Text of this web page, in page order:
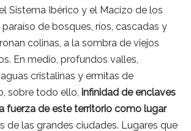
Sistema Ibérico y el Macizo de los
paraíso de bosques, ríos, cascadas y
colinas, a la sombra de viejos
En medio, profundos valles,
cristalinas y ermitas de
sobre todo ello, infinidad de enclaves
fuerza de este territorio como lugar
de las grandes ciudades. Lugares que